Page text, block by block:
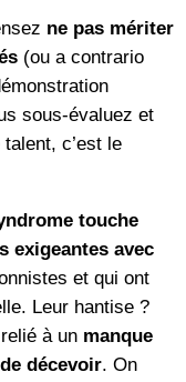
ne pas mériter
(ou a contrario
sous-évaluez et
c’est le
touche
exigeantes avec
et qui ont
Leur hantise ?
à un manque
décevoir. On